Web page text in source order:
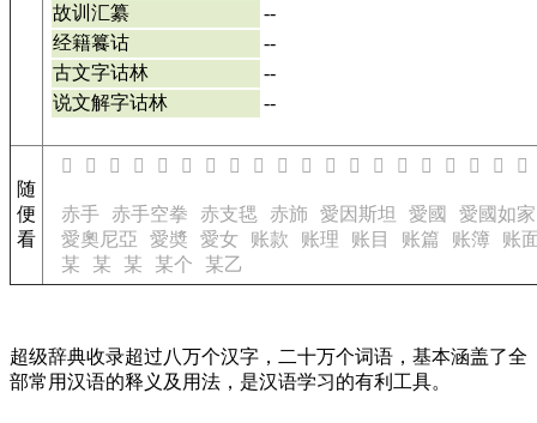
故训汇纂
--
经籍籑诂
--
古文字诂林
--
说文解字诂林
--
随
便
看
𪪓 𪪔 𪪕 𬋕 𬋖 𬋗 𬋘 𬋙 𬋚 𬋛 𬋜 𬋝 𬋞 𬋟 𬋠 𬋡 𬋢 𬋣 𬋤 𩚅
赤手 赤手空拳 赤支毸 赤斾 愛因斯坦 愛國
愛國如家
愛奧尼亞
愛奬 愛女 账款 账理 账目 账篇 账簿
账
某
某 某 某个 某乙
超级辞典收录超过八万个汉字，二十万个词语，基本涵盖了全
部常用汉语的释义及用法，是汉语学习的有利工具。